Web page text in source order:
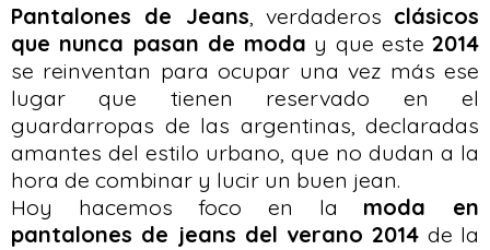
Pantalones de Jeans , verdaderos clásicos
que nunca pasan de moda y que este 2014
se reinventan para ocupar una vez más ese
lugar que tienen reservado en el
guardarropas de las argentinas, declaradas
amantes del estilo urbano, que no dudan a la
hora de combinar y lucir un buen jean.
Hoy hacemos foco en la moda en
pantalones de jeans del verano 2014 de la